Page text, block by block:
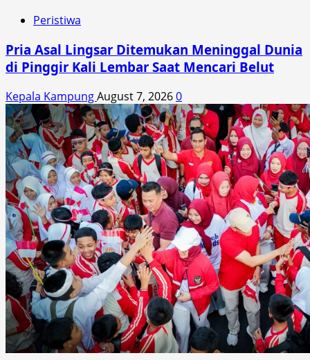
Peristiwa
Pria Asal Lingsar Ditemukan Meninggal Dunia
di Pinggir Kali Lembar Saat Mencari Belut
Kepala KampungAugust 7, 20260